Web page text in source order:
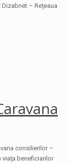
Dizabnet – Reţeaua
consilierilor –
viaţa beneficiarilor